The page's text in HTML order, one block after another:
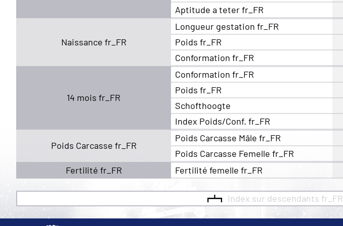
Aptitude a teter fr_FR
Naissance fr_FR
Longueur gestation fr_FR
Poids fr_FR
Conformation fr_FR
14 mois fr_FR
Conformation fr_FR
Poids fr_FR
Schofthoogte
Index Poids/Conf. fr_FR
Poids Carcasse fr_FR
Poids Carcasse Mâle fr_FR
Poids Carcasse Femelle fr_FR
Fertilité fr_FR
Fertilité femelle fr_FR
Index sur descendants fr_FR